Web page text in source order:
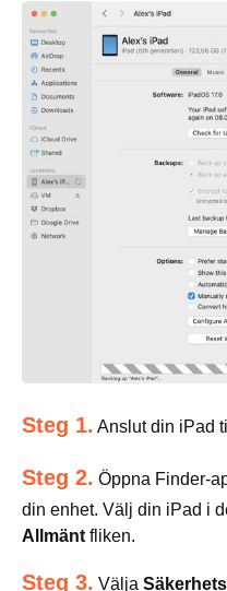
Steg 1. Anslut din iPad
Steg 2. Öppna Finder-
din enhet. Välj din iPad i
Allmänt fliken.
Steg 3. Välja